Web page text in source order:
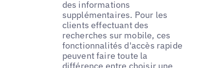
des informations
supplémentaires. Pour les
clients effectuant des
recherches sur mobile, ces
fonctionnalités d'accès rapide
peuvent faire toute la
différence entre choisir une